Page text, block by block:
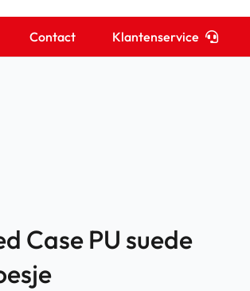
Contact Klantenservice
Case PU suede